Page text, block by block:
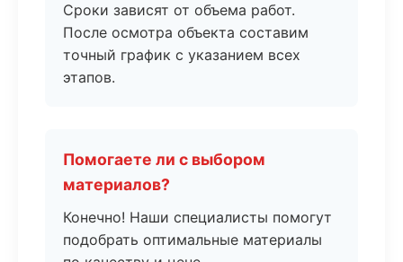
Сроки зависят от объема работ.
После осмотра объекта составим
точный график с указанием всех
этапов.
Помогаете ли с выбором
материалов?
Конечно! Наши специалисты помогут
подобрать оптимальные материалы